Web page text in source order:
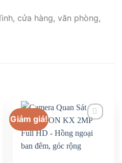
cửa hàng, văn phòng,
Giảm giá!